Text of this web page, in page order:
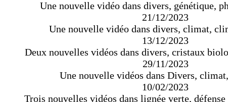
Une nouvelle vidéo dans divers, génétique,
21/12/2023
Une nouvelle vidéo dans divers, climat,
13/12/2023
Deux nouvelles vidéos dans divers, cristaux
29/11/2023
Une nouvelle vidéos dans Divers,
10/02/2023
Trois nouvelles vidéos dans lignée verte, défense